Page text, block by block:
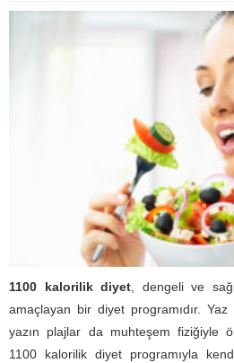
1100 kalorilik diyet, dengeli ve
amaçlayan bir diyet programıdır. Yaz
yazın plajlar da muhteşem fiziğiyle
1100 kalorilik diyet programıyla